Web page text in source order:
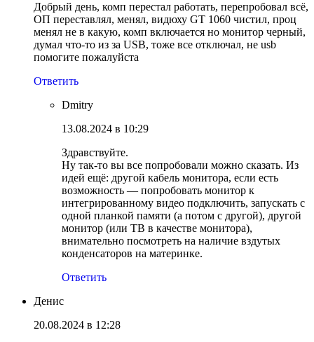
Добрый день, комп перестал работать, перепробовал всё,
ОП переставлял, менял, видюху GT 1060 чистил, проц
менял не в какую, комп включается но монитор черный,
думал что-то из за USB, тоже все отключал, не usb
помогите пожалуйста
Ответить
Dmitry
13.08.2024 в 10:29
Здравствуйте.
Ну так-то вы все попробовали можно сказать. Из
идей ещё: другой кабель монитора, если есть
возможность — попробовать монитор к
интегрированному видео подключить, запускать с
одной планкой памяти (а потом с другой), другой
монитор (или ТВ в качестве монитора),
внимательно посмотреть на наличие вздутых
конденсаторов на материнке.
Ответить
Денис
20.08.2024 в 12:28